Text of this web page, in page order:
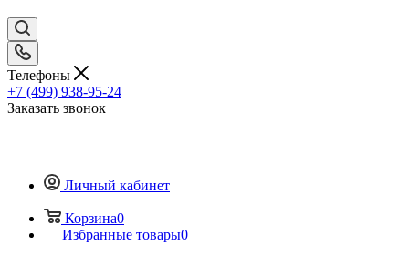
Телефоны
+7 (499) 938-95-24
Заказать звонок
Личный кабинет
Корзина0
Избранные товары0